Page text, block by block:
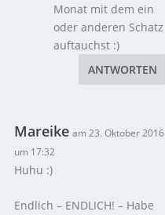
Monat mit dem ein
oder anderen Schatz
auftauchst :)
ANTWORTEN
Mareike am 23. Oktober 2016
um 17:32
Huhu :)
Endlich – ENDLICH! – Habe